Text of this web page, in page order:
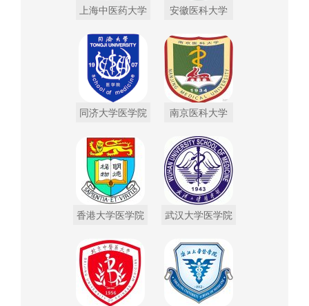
上海中医药大学 安徽医科大学
同济大学医学院 南京医科大学
香港大学医学院 武汉大学医学院